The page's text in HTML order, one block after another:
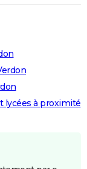
lycées à proximité